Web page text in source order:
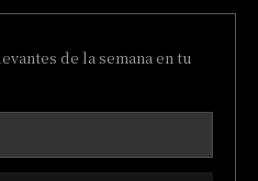
de la semana en tu